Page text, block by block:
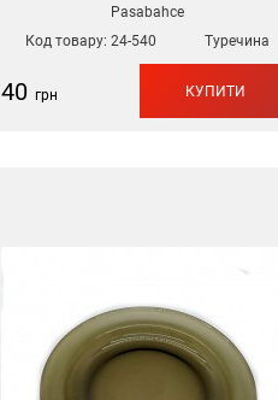
Pasabahce
Код товару: 24-540 Туречина
40 грн КУПИТИ